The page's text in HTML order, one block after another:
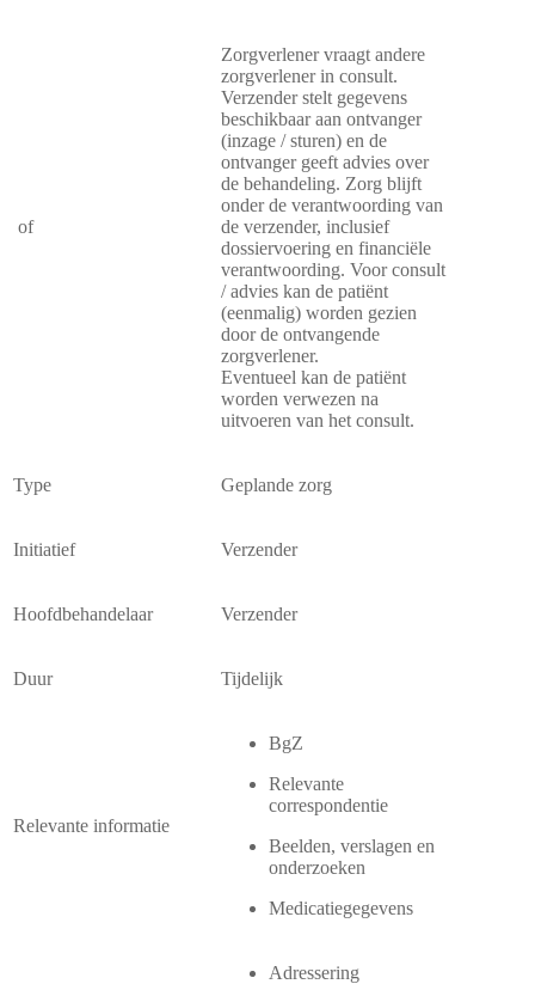
of
Zorgverlener vraagt andere
zorgverlener in consult.
Verzender stelt gegevens
beschikbaar aan ontvanger
(inzage / sturen) en de
ontvanger geeft advies over
de behandeling. Zorg blijft
onder de verantwoording van
de verzender, inclusief
dossiervoering en financiële
verantwoording. Voor consult
/ advies kan de patiënt
(eenmalig) worden gezien
door de ontvangende
zorgverlener.
Eventueel kan de patiënt
worden verwezen na
uitvoeren van het consult.
Type Geplande zorg
Initiatief Verzender
Hoofdbehandelaar Verzender
Duur Tijdelijk
Relevante informatie
BgZ
Relevante
correspondentie
Beelden, verslagen en
onderzoeken
Medicatiegegevens
Adressering